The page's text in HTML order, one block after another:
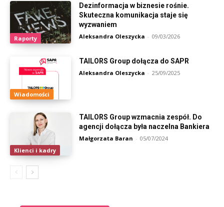
Raporty
Dezinformacja w biznesie rośnie.
Skuteczna komunikacja staje się
wyzwaniem
Aleksandra Oleszycka - 09/03/2026
Wiadomości
TAILORS Group dołącza do SAPR
Aleksandra Oleszycka - 25/09/2025
Klienci i kadry
TAILORS Group wzmacnia zespół. Do
agencji dołącza była naczelna Bankiera
Małgorzata Baran - 05/07/2024